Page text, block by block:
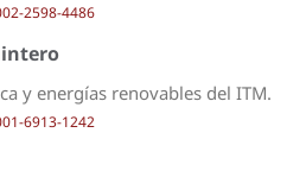
2598-4486
y energías renovables del ITM.
6913-1242